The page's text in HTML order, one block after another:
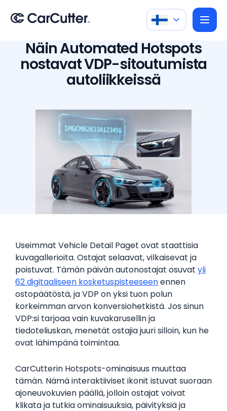
Näin Automated Hotspots
nostavat VDP-sitoutumista
autoliikkeissä
Useimmat Vehicle Detail Paget ovat staattisia
kuvagallerioita. Ostajat selaavat, vilkaisevat ja
poistuvat. Tämän päivän autonostajat osuvat yli
62 digitaaliseen kosketuspisteeseenennen
ostopäätöstä, ja VDP on yksi tuon polun
korkeimman arvon konversiohetkistä. Jos sinun
VDP:si tarjoaa vain kuvakarusellin ja
tiedoteliuskan, menetät ostajia juuri silloin, kun he
ovat lähimpänä toimintaa.
CarCutterin Hotspots-ominaisuus muuttaa
tämän. Nämä interaktiiviset ikonit istuvat suoraan
ajoneuvokuvien päällä, jolloin ostajat voivat
klikata ja tutkia ominaisuuksia, päivityksiä ja